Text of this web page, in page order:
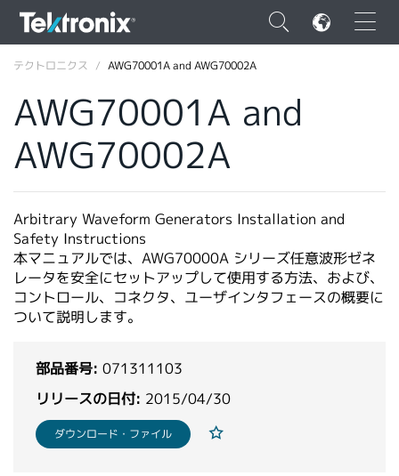
×
ENGLISH
DEUTSCH
VIỆT NAM
简体中文
韓国語
繁體中文
テクトロニクス AWG70001A and AWG70002A
AWG70001A and
AWG70002A
Arbitrary Waveform Generators Installation and
Safety Instructions
本マニュアルでは、AWG70000A シリーズ任意波形ゼネ
レータを安全にセットアップして使用する方法、および、
コントロール、コネクタ、ユーザインタフェースの概要に
ついて説明します。
部品番号: 071311103
リリースの日付: 2015/04/30
ダウンロード・ファイル